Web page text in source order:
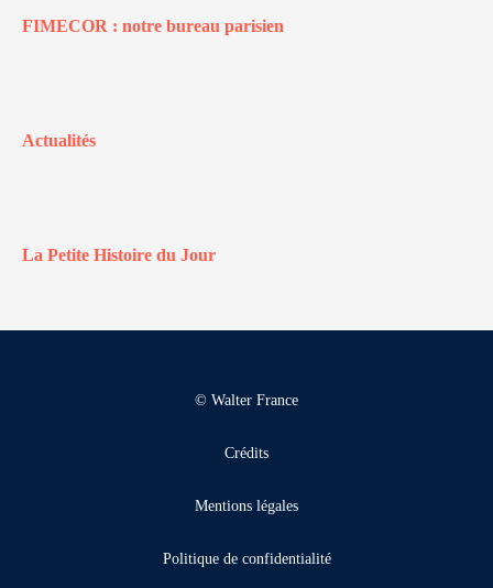
FIMECOR : notre bureau parisien
Actualités
La Petite Histoire du Jour
© Walter France
Crédits
Mentions légales
Politique de confidentialité